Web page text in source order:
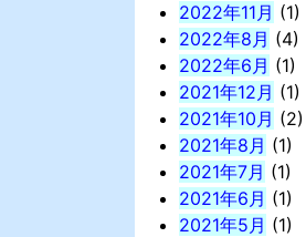
2022年11月 (1)
2022年8月 (4)
2022年6月 (1)
2021年12月 (1)
2021年10月 (2)
2021年8月 (1)
2021年7月 (1)
2021年6月 (1)
2021年5月 (1)